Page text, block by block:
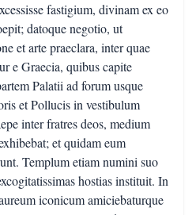
fastigium, divinam ex eo
datoque negotio, ut
et arte praeclara, inter quae
e Graecia, quibus capite
Palatii ad forum usque
et Pollucis in vestibulum
inter fratres deos, medium
et quidam eum
Templum etiam numini suo
hostias instituit. In
iconicum amiciebaturque